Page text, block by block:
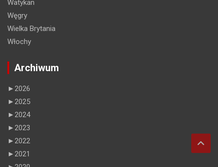
Watykan
Węgry
Wielka Brytania
Włochy
Archiwum
► 2026
► 2025
► 2024
► 2023
► 2022
► 2021